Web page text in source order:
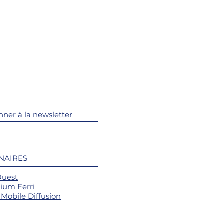
à la newsletter
Ferri
Diffusion